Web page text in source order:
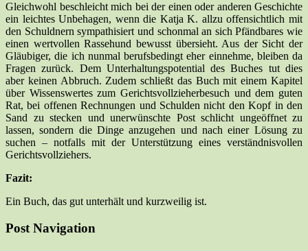
Gleichwohl beschleicht mich bei der einen oder anderen Geschichte
ein leichtes Unbehagen, wenn die Katja K. allzu offensichtlich mit
den Schuldnern sympathisiert und schonmal an sich Pfändbares wie
einen wertvollen Rassehund bewusst übersieht. Aus der Sicht der
Gläubiger, die ich nunmal berufsbedingt eher einnehme, bleiben da
Fragen zurück. Dem Unterhaltungspotential des Buches tut dies
aber keinen Abbruch. Zudem schließt das Buch mit einem Kapitel
über Wissenswertes zum Gerichtsvollzieherbesuch und dem guten
Rat, bei offenen Rechnungen und Schulden nicht den Kopf in den
Sand zu stecken und unerwünschte Post schlicht ungeöffnet zu
lassen, sondern die Dinge anzugehen und nach einer Lösung zu
suchen – notfalls mit der Unterstützung eines verständnisvollen
Gerichtsvollziehers.
Fazit:
Ein Buch, das gut unterhält und kurzweilig ist.
Post Navigation